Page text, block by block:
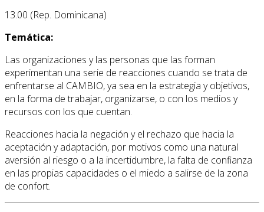
13.00 (Rep. Dominicana)
Temática:
Las organizaciones y las personas que las forman
experimentan una serie de reacciones cuando se trata de
enfrentarse al CAMBIO, ya sea en la estrategia y objetivos,
en la forma de trabajar, organizarse, o con los medios y
recursos con los que cuentan.
Reacciones hacia la negación y el rechazo que hacia la
aceptación y adaptación, por motivos como una natural
aversión al riesgo o a la incertidumbre, la falta de confianza
en las propias capacidades o el miedo a salirse de la zona
de confort.